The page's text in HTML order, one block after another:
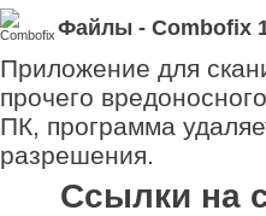
Файлы - Combofix
Приложение для
прочего
ПК, программа
разрешения.
Ссылки на